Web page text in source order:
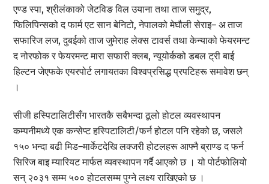
एण्ड स्पा, श्रीलंकाको जेटविङ विल उयाना तथा ताज समुद्र,
फिलिपिन्सको द फार्म एट सान बेनिटो, नेपालको मेघौली सेराइ– अ ताज
सफारिज लज, दुबईको ताज जुमेराह लेक्स टावर्स तथा केन्याको फेयरमन्ट
द नोरफोक र फेयरमन्ट मारा सफारी क्लब, न्यूयोर्कको डबल ट्री बाई
हिल्टन जेएफके एयरपोर्ट लगायतका विश्वप्रसिद्ध प्रपटिहरू समावेश छन्
।
सीजी हस्पिटालिटीसँग भारतकै सबैभन्दा ठूलो होटल व्यवस्थापन
कम्पनीमध्ये एक कन्सेप्ट हस्पिटालिटी/फर्न होटल पनि रहेको छ, जसले
१५० भन्दा बढी मिड–मार्केटदेखि लक्जरी होटलहरू आफ्नै ब्राण्ड द फर्न
सिरिज बाइ म्यारियट मार्फत व्यवस्थापन गर्दै आएको छ । यो पोर्टफोलियो
सन् २०३१ सम्म ५०० होटलसम्म पुग्ने लक्ष्य राखिएको छ ।